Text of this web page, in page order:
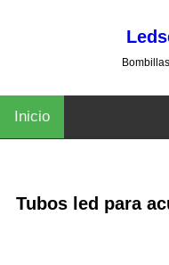
Inicio
Tubos led para